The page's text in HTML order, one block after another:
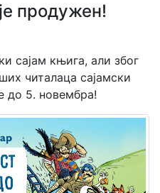
продужен!
сајам књига, али због
читалаца сајамски
до 5. новембра!